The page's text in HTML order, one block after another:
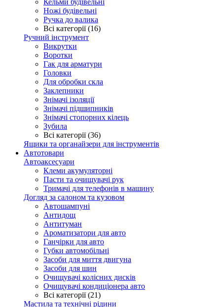
Кельми будівельні
Ножі будівельні
Ручка до валика
Всі категорії (16)
Ручний інструмент
Викрутки
Воротки
Гак для арматури
Головки
Для обробки скла
Заклепники
Знімачі ізоляції
Знімачі підшипників
Знімачі стопорних кілець
Зубила
Всі категорії (36)
Ящики та органайзери для інструментів
Автотовари
Автоаксесуари
Клеми акумуляторні
Пасти та очищувачі рук
Тримачі для телефонів в машину
Догляд за салоном та кузовом
Автошампуні
Антидощ
Антитуман
Ароматизатори для авто
Ганчірки для авто
Губки автомобільні
Засоби для миття двигуна
Засоби для шин
Очищувачі колісних дисків
Очищувачі кондиціонера авто
Всі категорії (21)
Мастила та технічні рідини